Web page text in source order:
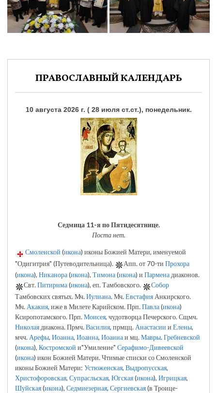
ПРАВОСЛАВНЫЙ КАЛЕНДАРЬ
10 августа 2026 г. ( 28 июля ст.ст.), понедельник.
Седмица 11-я по Пятидесятнице.
Поста нет.
Смоленской (икона) иконы Божией Матери, именуемой
"Одигитрия" (Путеводительница).
Апп. от 70-ти Прохора
(икона), Никанора(икона), Тимона(икона) и Парменадиаконов.
Свт.Питирима(икона), еп. Тамбовского.
Собор
Тамбовских святых. Мч.Иулиана. Мч.Евстафия Анкирского.
Мч. Акакия, иже в Милете Карийском. Прп.Павла(икона)
Ксиропотамского. Прп.Моисея, чудотворца Печерского. Сщмч.
Николая диакона. Прмч.Василия, прмцц. Анастасии и Елены,
мчч. Арефы, Иоанна, Иоанна, Иоаннаи мц.Мавры.Гребневской
(икона), Костромской и"Умиление" Серафимо-Дивеевской
(икона) икон Божией Матери. Чтимые списки со Смоленской
иконы Божией Матери: Устюженская, Выдропусская,
Христофоровская, Супрасльская, Югская(икона), Игрицкая,
Шуйская(икона), Седмиезерная, Сергиевская(в Троице-